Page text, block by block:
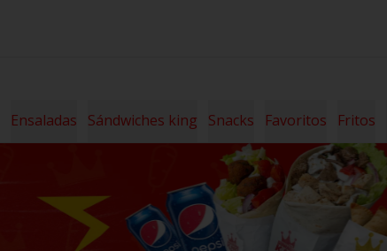
Ensaladas Sándwiches king Snacks Favoritos Fritos